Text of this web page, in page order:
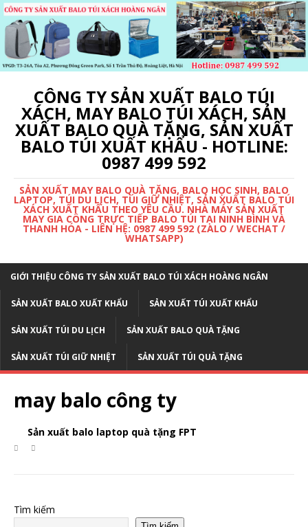
CÔNG TY SẢN XUẤT BALO TÚI
XÁCH, MAY BALO TÚI XÁCH, SẢN
XUẤT BALO QUÀ TẶNG, SẢN XUẤT
BALO TÚI XUẤT KHẨU - HOTLINE:
0987 499 592
SẢN XUẤT MAY BALO QUÀ TẶNG, BALO HỌC SINH, BALO
LAPTOP, TÚI DU LỊCH, TÚI GIỮ NHIỆT, SẢN XUẤT BALO TÚI
XÁCH XUẤT KHẨU THEO YÊU CẦU. NHÀ MÁY SẢN XUẤT
MAY GIA CÔNG TRỰC TIẾP BALO TÚI TẠI NINH BÌNH VÀ
THANH HÓA - LIÊN HỆ: 0987 499 592 (ZALO / WECHAT /
WHATSAPP)
GIỚI THIỆU CÔNG TY SẢN XUẤT BALO TÚI XÁCH HOÀNG NGÂN
SẢN XUẤT BALO XUẤT KHẨU SẢN XUẤT TÚI XUẤT KHẨU
SẢN XUẤT TÚI DU LỊCH SẢN XUẤT BALO QUÀ TẶNG
SẢN XUẤT TÚI GIỮ NHIỆT SẢN XUẤT TÚI QUÀ TẶNG
may balo công ty
Sản xuất balo laptop quà tặng FPT
Tìm kiếm